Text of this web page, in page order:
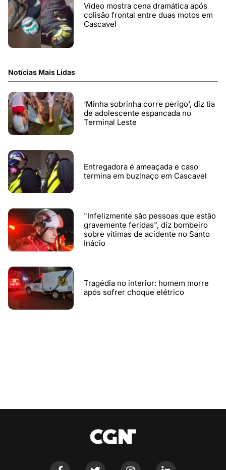
Vídeo mostra cena dramática após
colisão frontal entre duas motos em
Cascavel
Notícias Mais Lidas
‘Minha sobrinha corre perigo', diz tia
de adolescente espancada no
Terminal Leste
Entregadora é ameaçada e caso
termina em buzinaço em Cascavel
"Infelizmente são pessoas que estão
gravemente feridas", diz bombeiro
sobre vítimas de acidente no Santo
Inácio
Tragédia no interior: homem morre
após sofrer choque elétrico